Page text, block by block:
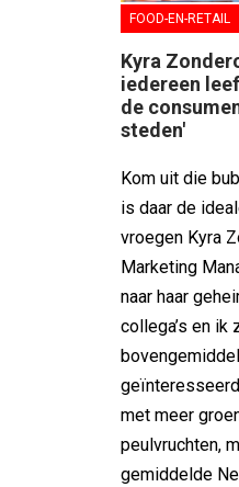
FOOD-EN-RETAIL
Kyra
iedereen
de
steden'
Kom uit die
is daar de
vroegen Kyra
Marketing
naar haar
collega’s en ik
met meer
peulvruchten,
gemiddelde